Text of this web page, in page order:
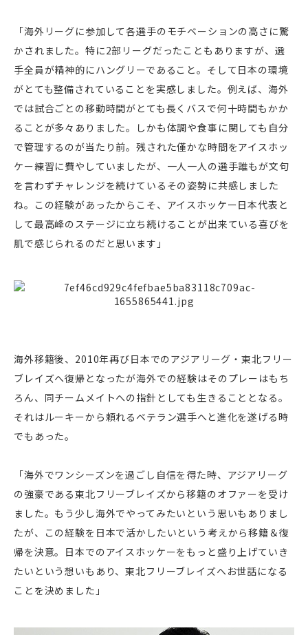
「海外リーグに参加して各選手のモチベーションの高さに驚
かされました。特に2部リーグだったこともありますが、選
手全員が精神的にハングリーであること。そして日本の環境
がとても整備されていることを実感しました。例えば、海外
では試合ごとの移動時間がとても長くバスで何十時間もかか
ることが多々ありました。しかも体調や食事に関しても自分
で管理するのが当たり前。残された僅かな時間をアイスホッ
ケー練習に費やしていましたが、一人一人の選手誰もが文句
を言わずチャレンジを続けているその姿勢に共感しました
ね。この経験があったからこそ、アイスホッケー日本代表と
して最高峰のステージに立ち続けることが出来ている喜びを
肌で感じられるのだと思います」
海外移籍後、2010年再び日本でのアジアリーグ・東北フリー
ブレイズへ復帰となったが海外での経験はそのプレーはもち
ろん、同チームメイトへの指針としても生きることとなる。
それはルーキーから頼れるベテラン選手へと進化を遂げる時
でもあった。
「海外でワンシーズンを過ごし自信を得た時、アジアリーグ
の強豪である東北フリーブレイズから移籍のオファーを受け
ました。もう少し海外でやってみたいという思いもありまし
たが、この経験を日本で活かしたいという考えから移籍＆復
帰を決意。日本でのアイスホッケーをもっと盛り上げていき
たいという想いもあり、東北フリーブレイズへお世話になる
ことを決めました」